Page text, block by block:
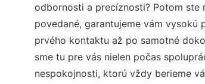
odbornosti a precíznosti? Potom ste
povedané, garantujeme vám
prvého kontaktu až po samotné
sme tu pre vás nielen počas
nespokojnosti, ktorú vždy berieme